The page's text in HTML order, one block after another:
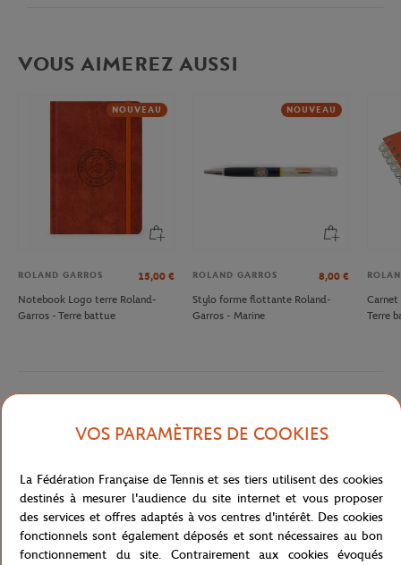
VOUS AIMEREZ AUSSI
NOUVEAU
ROLAND GARROS 15,00 €
Notebook Logo terre Roland-
Garros - Terre battue
NOUVEAU
ROLAND GARROS 8,00 €
Stylo forme flottante Roland-
Garros - Marine
Carnet
Terre
Roland Garros 2023.
VOS PARAMÈTRES DE COOKIES
La Fédération Française de Tennis et ses tiers utilisent des cookies
destinés à mesurer l'audience du site internet et vous proposer
des services et offres adaptés à vos centres d'intérêt. Des cookies
fonctionnels sont également déposés et sont nécessaires au bon
fonctionnement du site. Contrairement aux cookies évoqués